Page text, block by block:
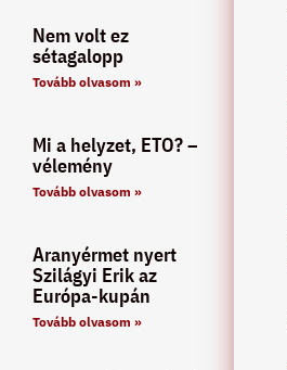
Nem volt ez
sétagalopp
Tovább olvasom »
Mi a helyzet, ETO? –
vélemény
Tovább olvasom »
Aranyérmet nyert
Szilágyi Erik az
Európa-kupán
Tovább olvasom »